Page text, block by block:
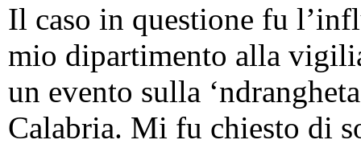
Il caso in questione fu
mio dipartimento alla
un evento sulla
Calabria. Mi fu chiesto di